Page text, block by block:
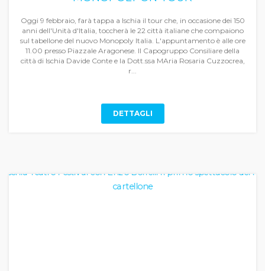
Oggi 9 febbraio, farà tappa a Ischia il tour che, in occasione dei 150
anni dell'Unità d'Italia, toccherà le 22 città italiane che compaiono
sul tabellone del nuovo Monopoly Italia. L'appuntamento è alle ore
11.00 presso Piazzale Aragonese. Il Capogruppo Consiliare della
città di Ischia Davide Conte e la Dott.ssa MAria Rosaria Cuzzocrea,
r...
DETTAGLI